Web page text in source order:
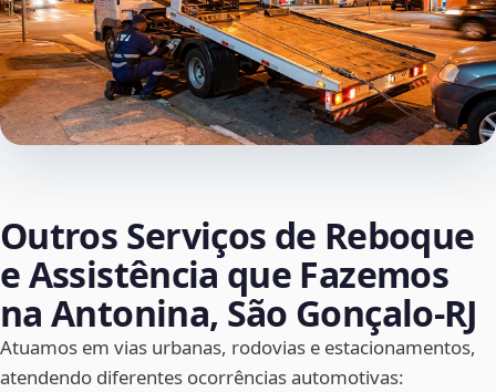
Outros Serviços de Reboque
e Assistência que Fazemos
na Antonina, São Gonçalo‑RJ
Atuamos em vias urbanas, rodovias e estacionamentos,
atendendo diferentes ocorrências automotivas: